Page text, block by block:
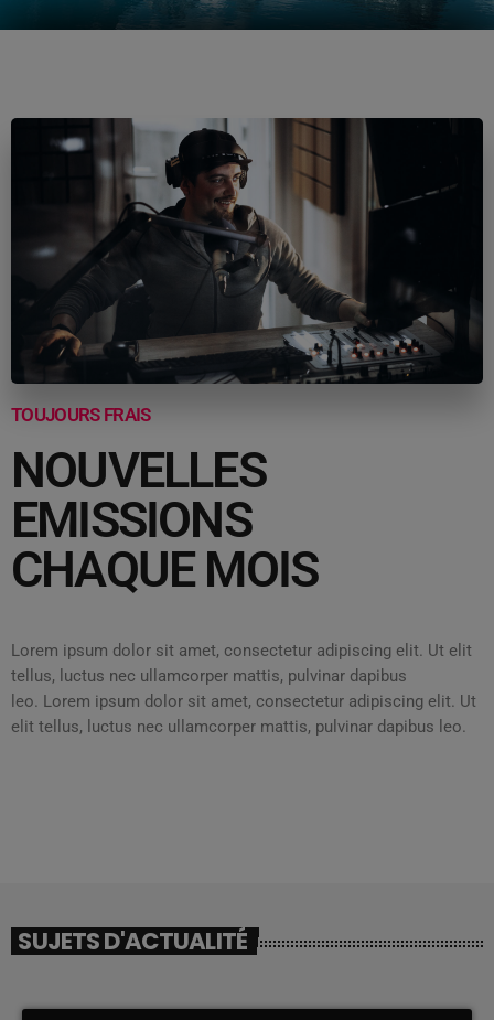
TOUJOURS FRAIS
NOUVELLES
EMISSIONS
CHAQUE MOIS
Lorem ipsum dolor sit amet, consectetur adipiscing elit. Ut elit
tellus, luctus nec ullamcorper mattis, pulvinar dapibus
leo. Lorem ipsum dolor sit amet, consectetur adipiscing elit. Ut
elit tellus, luctus nec ullamcorper mattis, pulvinar dapibus leo.
SUJETS D'ACTUALITÉ